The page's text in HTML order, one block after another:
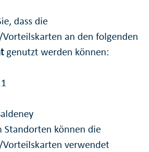
dass die
an den folgenden
genutzt werden können:
Standorten können die
verwendet